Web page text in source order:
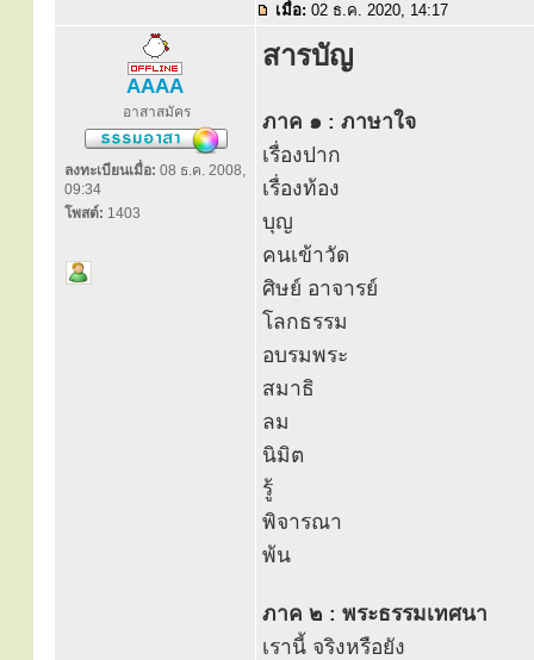
เมื่อ: 02 ธ.ค. 2020, 14:17
AAAA
อาสาสมัคร
ลงทะเบียนเมื่อ: 08 ธ.ค. 2008,
09:34
โพสต์: 1403
สารบัญ
ภาค ๑ : ภาษาใจ
เรื่องปาก
เรื่องท้อง
บุญ
คนเข้าวัด
ศิษย์ อาจารย์
โลกธรรม
อบรมพระ
สมาธิ
ลม
นิมิต
รู้
พิจารณา
พ้น
ภาค ๒ : พระธรรมเทศนา
เรานี้ จริงหรือยัง